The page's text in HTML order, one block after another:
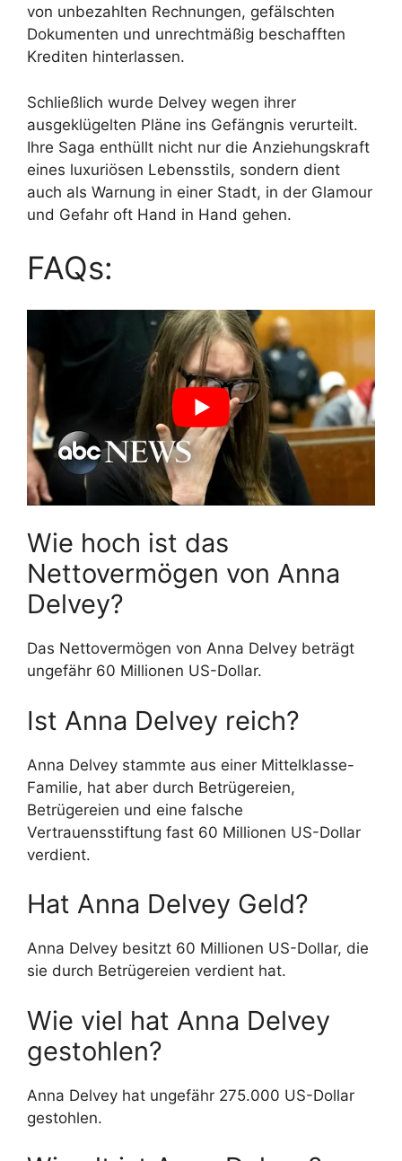
von unbezahlten Rechnungen, gefälschten
Dokumenten und unrechtmäßig beschafften
Krediten hinterlassen.
Schließlich wurde Delvey wegen ihrer
ausgeklügelten Pläne ins Gefängnis verurteilt.
Ihre Saga enthüllt nicht nur die Anziehungskraft
eines luxuriösen Lebensstils, sondern dient
auch als Warnung in einer Stadt, in der Glamour
und Gefahr oft Hand in Hand gehen.
FAQs:
Wie hoch ist das
Nettovermögen von Anna
Delvey?
Das Nettovermögen von Anna Delvey beträgt
ungefähr 60 Millionen US-Dollar.
Ist Anna Delvey reich?
Anna Delvey stammte aus einer Mittelklasse-
Familie, hat aber durch Betrügereien,
Betrügereien und eine falsche
Vertrauensstiftung fast 60 Millionen US-Dollar
verdient.
Hat Anna Delvey Geld?
Anna Delvey besitzt 60 Millionen US-Dollar, die
sie durch Betrügereien verdient hat.
Wie viel hat Anna Delvey
gestohlen?
Anna Delvey hat ungefähr 275.000 US-Dollar
gestohlen.